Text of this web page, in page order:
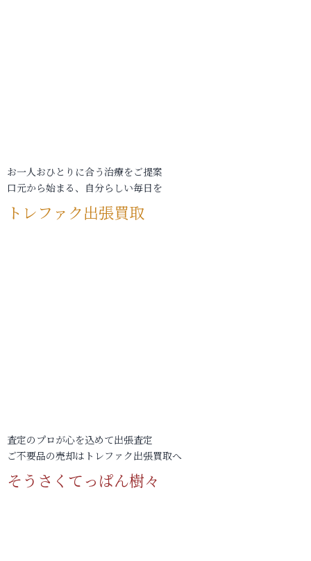
お一人おひとりに合う治療をご提案
口元から始まる、自分らしい毎日を
トレファク出張買取
査定のプロが心を込めて出張査定
ご不要品の売却はトレファク出張買取へ
そうさくてっぱん樹々